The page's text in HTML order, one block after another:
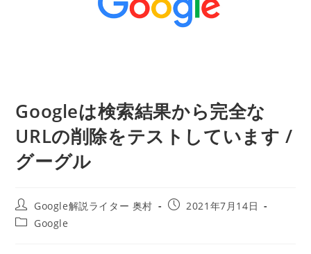
Googleは検索結果から完全な
URLの削除をテストしています /
グーグル
投
稿
者:
Google解説ライター 奥村
投
2021年7月14日
投
Google